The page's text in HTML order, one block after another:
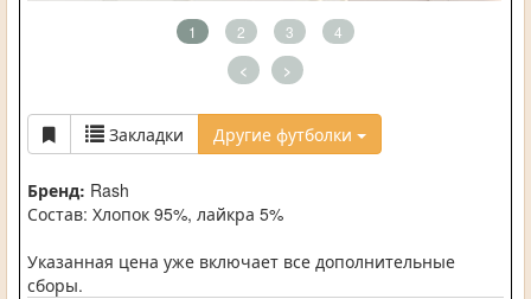
1 2 3 4
< >
Закладки Другие футболки
Бренд: Rash
Состав: Хлопок 95%, лайкра 5%
Указанная цена уже включает все дополнительные
сборы.